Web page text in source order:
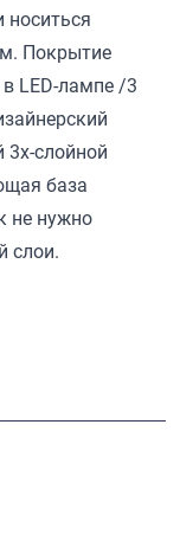
носиться
Покрытие
LED-лампе /3
3х-слойной
база
не нужно
слои.